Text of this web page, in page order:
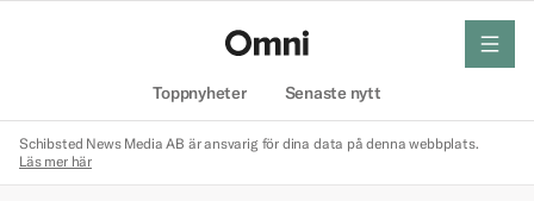
Toppnyheter Senaste nytt
meny
Schibsted News Media AB är ansvarig för dina data på denna webbplats.
Läs mer här